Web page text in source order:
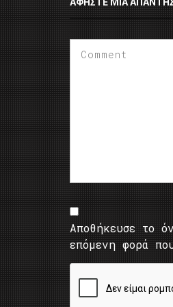
Αποθήκευσε το
επόμενη φορά